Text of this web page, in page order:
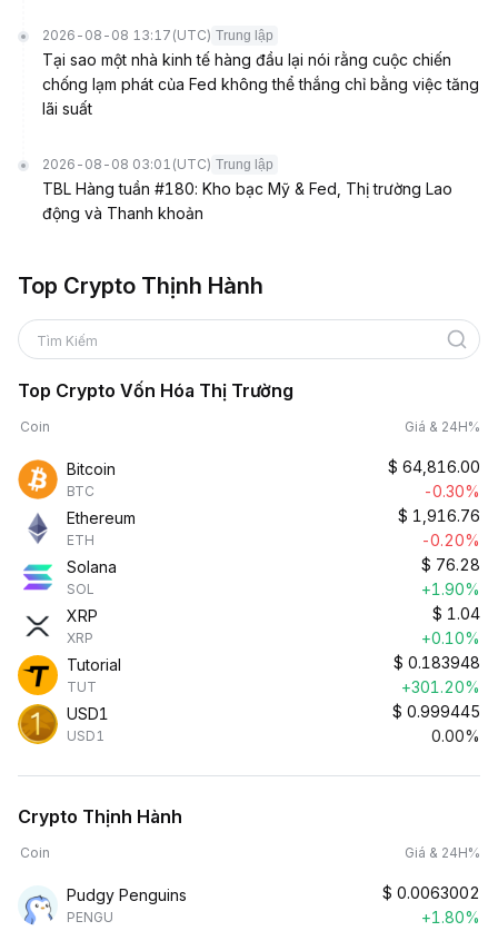
2026-08-08 13:17 (UTC) Trung lập
Tại sao một nhà kinh tế hàng đầu lại nói rằng cuộc chiến
chống lạm phát của Fed không thể thắng chỉ bằng việc tăng
lãi suất
2026-08-08 03:01 (UTC) Trung lập
TBL Hàng tuần #180: Kho bạc Mỹ & Fed, Thị trường Lao
động và Thanh khoản
Top Crypto Thịnh Hành
Tìm Kiếm
Top Crypto Vốn Hóa Thị Trường
Coin Giá & 24H%
Bitcoin
BTC
$ 64,816.00
-0.30%
Ethereum
ETH
$ 1,916.76
-0.20%
Solana
SOL
$ 76.28
+1.90%
XRP
XRP
$ 1.04
+0.10%
Tutorial
TUT
$ 0.183948
+301.20%
USD1
USD1
$ 0.999445
0.00%
Crypto Thịnh Hành
Coin Giá & 24H%
Pudgy Penguins
PENGU
$ 0.0063002
+1.80%